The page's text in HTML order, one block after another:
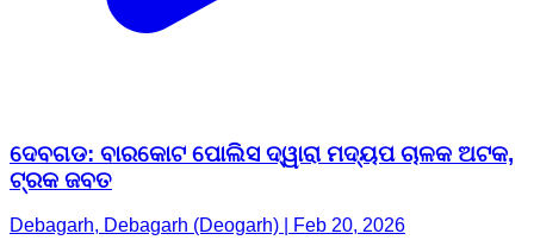
ଦେବଗଡ: ବାରକୋଟ ପୋଲିସ ଦ୍ୱାରା ମଦ୍ୟପ ଚାଳକ ଅଟକ,
ଟ୍ରକ ଜବତ
Debagarh, Debagarh (Deogarh) | Feb 20, 2026